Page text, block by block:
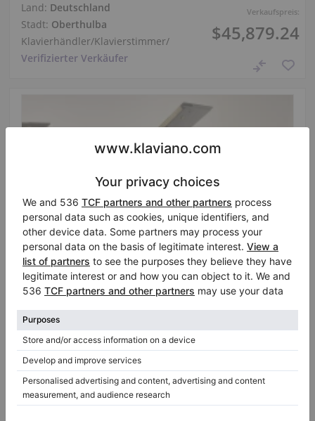
Verkaufspreis:
$45,879.24
Land: Deutschland
Stadt: Oberthulba
Klavierhändler/Klavierstimmer/
Verifizierter Verkäufer
Hot
C. Bechstein B 203 Flügel (203 cm)